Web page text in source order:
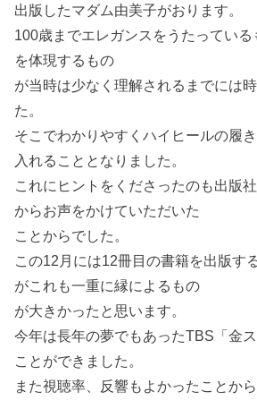
出版したマダム由美子がおります。
100歳までエレガンスをうたっている
を体現するもの
が当時は少なく理解されるまでには
た。
そこでわかりやすくハイヒールの履
入れることとなりました。
これにヒントをくださったのも出版
からお声をかけていただいた
ことからでした。
この12月には12冊目の書籍を出版す
がこれも一重に縁によるもの
が大きかったと思います。
今年は長年の夢でもあったTBS「金
ことができました。
また視聴率、反響もよかったことか